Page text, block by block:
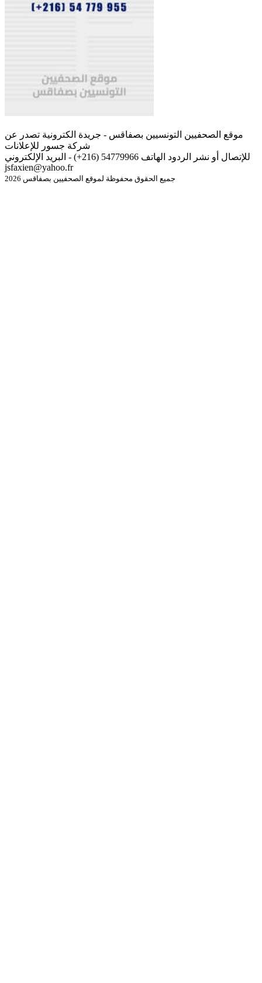
موقع الصحفيين التونسيين بصفاقس - جريدة الكترونية تصدر عن
شركة جسور للإعلانات
للإتصال أو نشر الردود الهاتف 54779966 (216+) - البريد الإلكتروني
jsfaxien@yahoo.fr
جميع الحقوق محفوظة لموقع الصحفيين بصفاقس 2026